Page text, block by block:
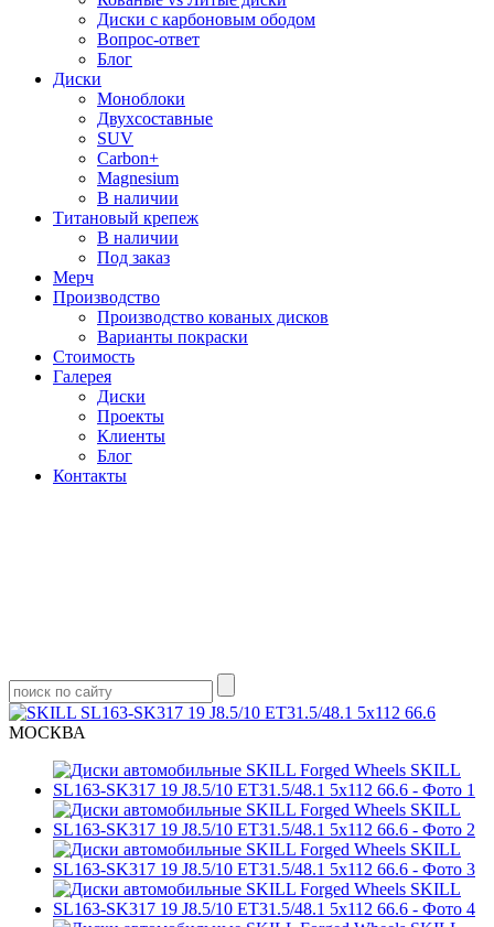
Диски с карбоновым ободом
Вопрос-ответ
Блог
Диски
Моноблоки
Двухсоставные
SUV
Carbon+
Magnesium
В наличии
Титановый крепеж
В наличии
Под заказ
Мерч
Производство
Производство кованых дисков
Варианты покраски
Стоимость
Галерея
Диски
Проекты
Клиенты
Блог
Контакты
МОСКВА